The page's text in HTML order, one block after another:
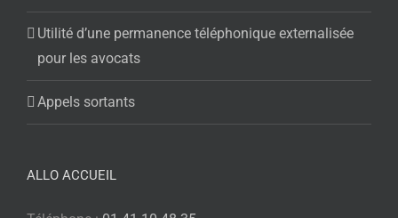
Utilité d’une permanence téléphonique externalisée
pour les avocats
Appels sortants
ALLO ACCUEIL